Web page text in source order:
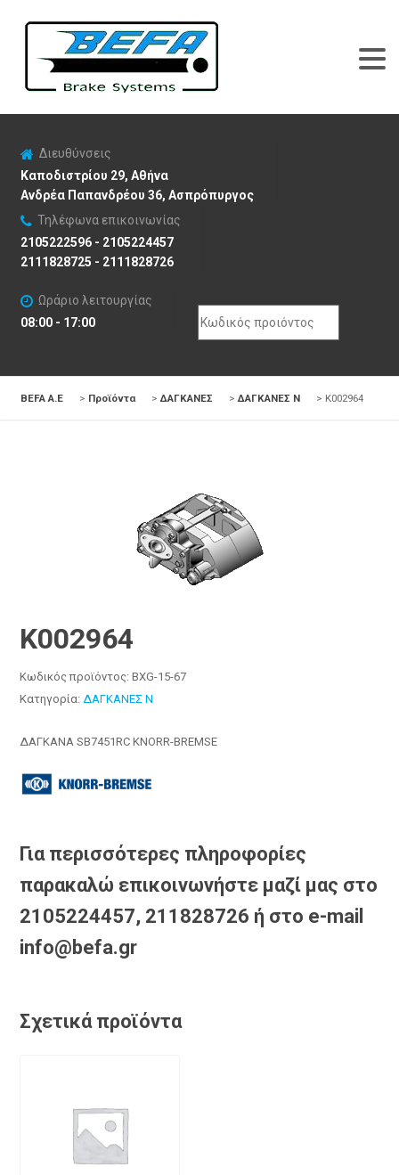
Διευθύνσεις
Καποδιστρίου 29, Αθήνα
Ανδρέα Παπανδρέου 36, Ασπρόπυργος
Τηλέφωνα επικοινωνίας
2105222596 - 2105224457
2111828725 - 2111828726
Ωράριο λειτουργίας
08:00 - 17:00
Search
for:
BEFA Α.Ε > Προϊόντα >ΔΑΓΚΑΝΕΣ >ΔΑΓΚΑΝΕΣ N > K002964
K002964
Κωδικός προϊόντος:BXG-15-67
Κατηγορία:ΔΑΓΚΑΝΕΣ N
ΔΑΓΚΑΝΑ SB7451RC KNORR-BREMSE
Για περισσότερες πληροφορίες
παρακαλώ επικοινωνήστε μαζί μας στο
2105224457, 211828726 ή στο e-mail
info@befa.gr
Σχετικά προϊόντα